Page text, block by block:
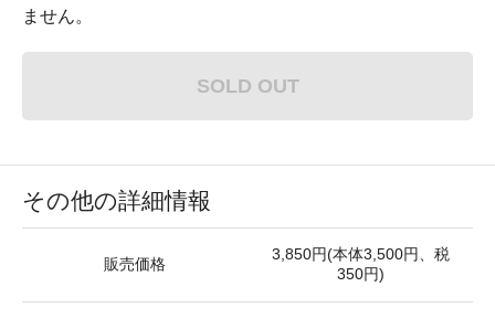
ません。
SOLD OUT
その他の詳細情報
販売価格
3,850円(本体3,500円、税
350円)